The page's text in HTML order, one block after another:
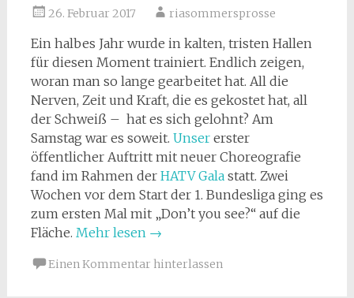
26. Februar 2017 riasommersprosse
Ein halbes Jahr wurde in kalten, tristen Hallen
für diesen Moment trainiert. Endlich zeigen,
woran man so lange gearbeitet hat. All die
Nerven, Zeit und Kraft, die es gekostet hat, all
der Schweiß – hat es sich gelohnt? Am
Samstag war es soweit. Unsererster
öffentlicher Auftritt mit neuer Choreografie
fand im Rahmen der HATV Galastatt. Zwei
Wochen vor dem Start der 1. Bundesliga ging es
zum ersten Mal mit „Don’t you see?“ auf die
Fläche. Mehr lesen →
Einen Kommentar hinterlassen